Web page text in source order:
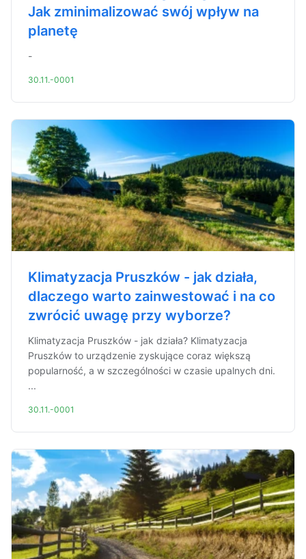
Jak zminimalizować swój wpływ na
planetę
-
30.11.-0001
Klimatyzacja Pruszków - jak działa,
dlaczego warto zainwestować i na co
zwrócić uwagę przy wyborze?
Klimatyzacja Pruszków - jak działa? Klimatyzacja
Pruszków to urządzenie zyskujące coraz większą
popularność, a w szczególności w czasie upalnych dni.
...
30.11.-0001